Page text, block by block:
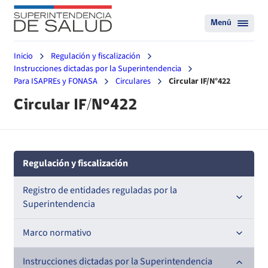
Menú
Inicio
Regulación y fiscalización
Instrucciones dictadas por la Superintendencia
Para ISAPREs y FONASA
Circulares Circular IF/N°422
Circular IF/N°422
Regulación y fiscalización
Registro de entidades reguladas por la
Superintendencia
Registro de Prestadores Acreditados
Nacional
Registro de Entidades Acreditadoras
Marco normativo
Leyes
Instrucciones dictadas por la Superintendencia